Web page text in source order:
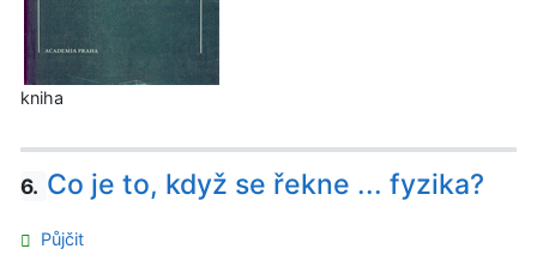
kniha
6. Co je to, když se řekne ... fyzika?
Půjčit